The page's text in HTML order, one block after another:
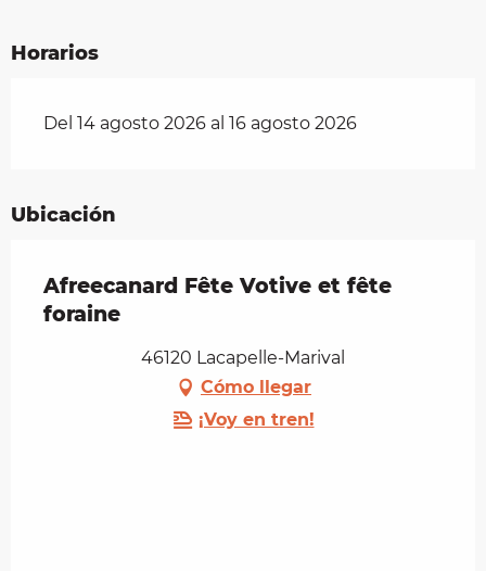
Horarios
Del 14 agosto 2026 al 16 agosto 2026
Ubicación
Afreecanard Fête Votive et fête
foraine
46120 Lacapelle-Marival
Cómo llegar
¡Voy en tren!